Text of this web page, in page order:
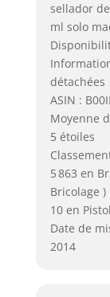
sellador
ml solo
détachées
ASIN :
Moyenne
5 étoiles
5 863 en
Bricolage )
10 en
Date de
2014